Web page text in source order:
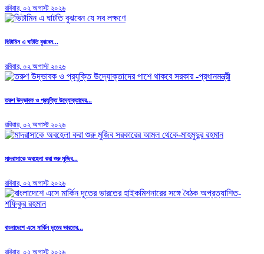
রবিবার, ০২ অগাস্ট ২০২৬
ভিটামিন এ ঘাটতি বুঝবেন...
রবিবার, ০২ অগাস্ট ২০২৬
তরুণ উদ্ভাবক ও প্রযুক্তি উদ্যোক্তাদের...
রবিবার, ০২ অগাস্ট ২০২৬
মাদরাসাকে অবহেলা করা শুরু মুজিব...
রবিবার, ০২ অগাস্ট ২০২৬
বাংলাদেশে এসে মার্কিন দূতের ভারতের...
রবিবার, ০২ অগাস্ট ২০২৬